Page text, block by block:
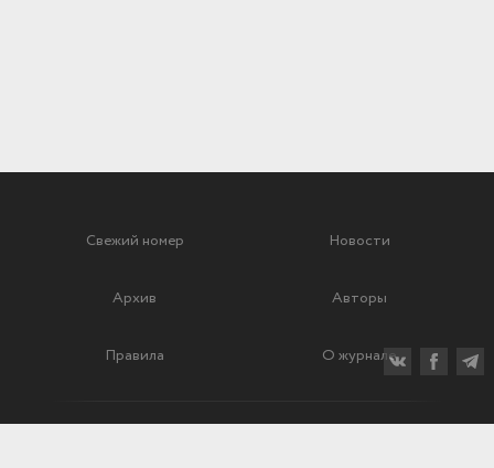
Свежий номер Новости
Архив Авторы
Правила О журнале